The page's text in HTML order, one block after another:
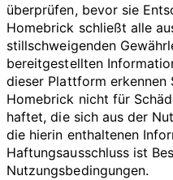
überprüfen, bevor sie
Homebrick schließt alle
stillschweigenden
bereitgestellten
dieser Plattform erkennen
Homebrick nicht für
haftet, die sich aus der
die hierin enthaltenen
Haftungsausschluss ist
Nutzungsbedingungen.